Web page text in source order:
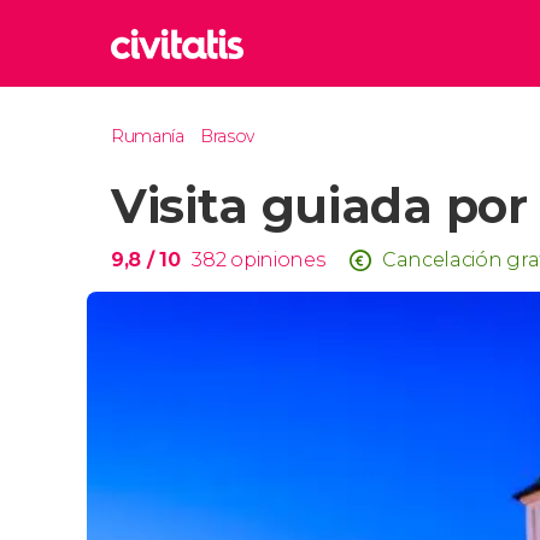
Reino
Rumanía Brasov
Visita guiada por
9,8 / 10 382 opiniones Cancelación